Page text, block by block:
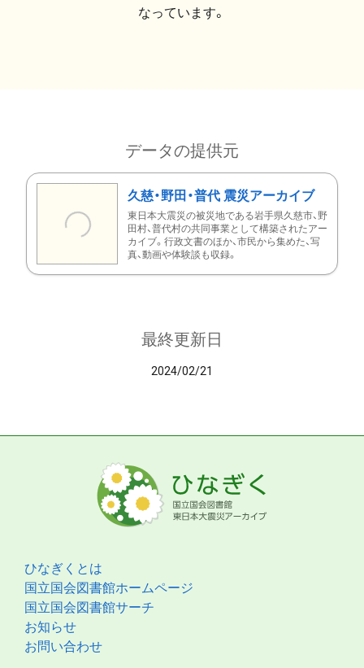
なっています。
データの提供元
久慈・野田・普代 震災アーカイブ
東日本大震災の被災地である岩手県久慈市、野
田村、普代村の共同事業として構築されたアー
カイブ。行政文書のほか、市民から集めた、写
真、動画や体験談も収録。
最終更新日
2024/02/21
ひなぎくとは
国立国会図書館ホームページ
国立国会図書館サーチ
お知らせ
お問い合わせ